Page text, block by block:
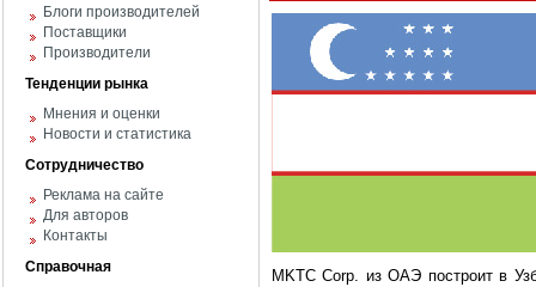
Блоги производителей
Поставщики
Производители
Тенденции рынка
Мнения и оценки
Новости и статистика
Сотрудничество
Реклама на сайте
Для авторов
Контакты
Справочная
MKTC Corp. из ОАЭ построит в